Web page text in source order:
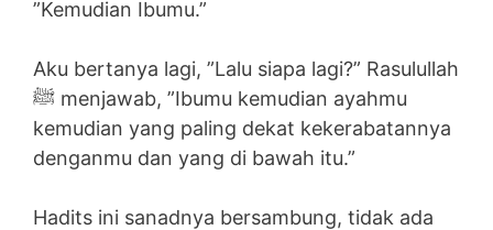
”Kemudian Ibumu.”
Aku bertanya lagi, ”Lalu siapa lagi?” Rasulullah
ﷺ menjawab, ”Ibumu kemudian ayahmu
kemudian yang paling dekat kekerabatannya
denganmu dan yang di bawah itu.”
Hadits ini sanadnya bersambung, tidak ada